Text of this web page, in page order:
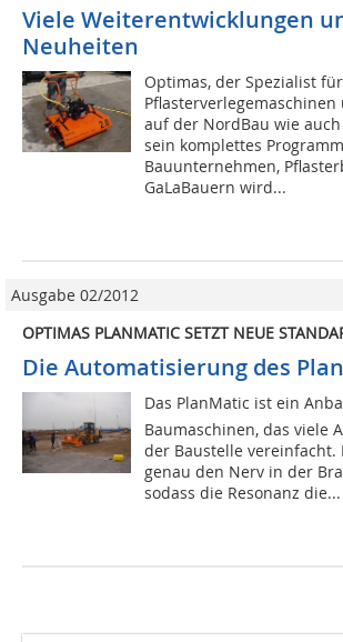
Viele Weiterentwicklungen
Neuheiten
Optimas, der Spezialist für
auf der NordBau wie
sein komplettes
Bauunternehmen,
GaLaBauern wird...
Ausgabe 02/2012
OPTIMAS PLANMATIC SETZT NEUE
Die Automatisierung des
Das PlanMatic ist ein
Baumaschinen, das viele
der Baustelle
genau den Nerv in der
sodass die Resonanz die...